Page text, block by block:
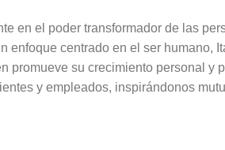
en el poder transformador de las
enfoque centrado en el ser humano,
promueve su crecimiento personal y
y empleados, inspirándonos